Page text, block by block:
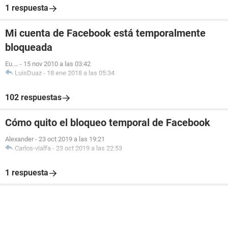
1 respuesta
Mi cuenta de Facebook está temporalmente
bloqueada
Eu.... - 15 nov 2010 a las 03:42
LuisDuaz - 18 ene 2018 a las 05:34
102 respuestas
Cómo quito el bloqueo temporal de Facebook
Alexander - 23 oct 2019 a las 19:21
Carlos-vialfa - 23 oct 2019 a las 22:53
1 respuesta